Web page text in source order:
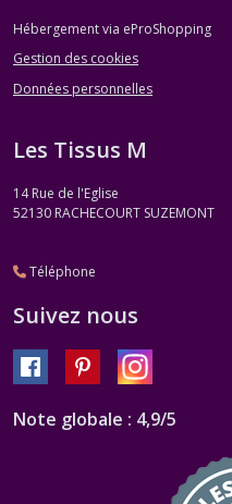
Hébergement via eProShopping
Gestion des cookies
Données personnelles
Les Tissus M
14 Rue de l'Eglise
52130 RACHECOURT SUZEMONT
Téléphone
Suivez nous
Note globale : 4,9/5